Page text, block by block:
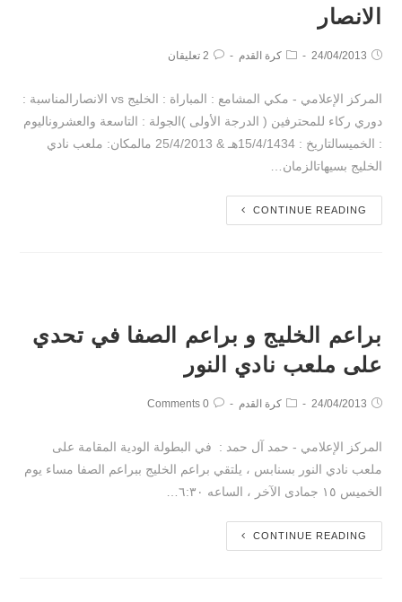
الانصار
24/04/2013 كرة القدم 2 تعليقان
المركز الإعلامي - مكي المشامع : المباراة : الخليج vs الانصارالمناسبة :
دوري ركاء للمحترفين ( الدرجة الأولى )الجولة : التاسعة والعشروناليوم
: الخميسالتاريخ : 15/4/1434هـ & 25/4/2013 مالمكان: ملعب نادي
الخليج بسيهاتالزمان…
CONTINUE READING
براعم الخليج و براعم الصفا في تحدي
على ملعب نادي النور
24/04/2013 كرة القدم 0 Comments
المركز الإعلامي - حمد آل حمد : في البطولة الودية المقامة على
ملعب نادي النور بسنابس ، يلتقي براعم الخليج ببراعم الصفا مساء يوم
الخميس ١٥ جمادى الآخر ، الساعه ٦:٣٠…
CONTINUE READING